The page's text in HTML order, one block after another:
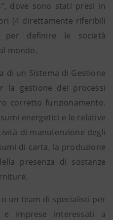
dove sono stati presi in
(4 direttamente riferibili
per definire le società
mondo.
di un Sistema di Gestione
la gestione dei processi
corretto funzionamento.
energetici e le relative
di manutenzione degli
di carta, la produzione
presenza di sostanze
un team di specialisti per
e imprese interessati a